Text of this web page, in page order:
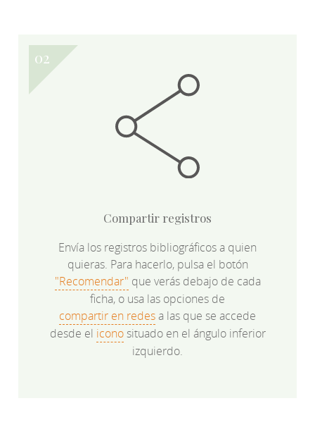
Compartir registros
Envía los registros bibliográficos a quien
quieras. Para hacerlo, pulsa el botón
"Recomendar" que verás debajo de cada
ficha, o usa las opciones de
compartir en redesa las que se accede
desde el iconosituado en el ángulo inferior
izquierdo.